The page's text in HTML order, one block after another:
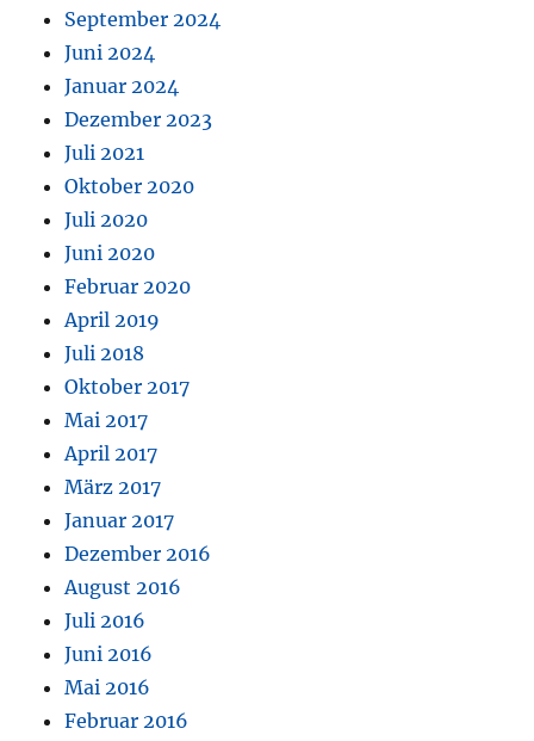
September 2024
Juni 2024
Januar 2024
Dezember 2023
Juli 2021
Oktober 2020
Juli 2020
Juni 2020
Februar 2020
April 2019
Juli 2018
Oktober 2017
Mai 2017
April 2017
März 2017
Januar 2017
Dezember 2016
August 2016
Juli 2016
Juni 2016
Mai 2016
Februar 2016